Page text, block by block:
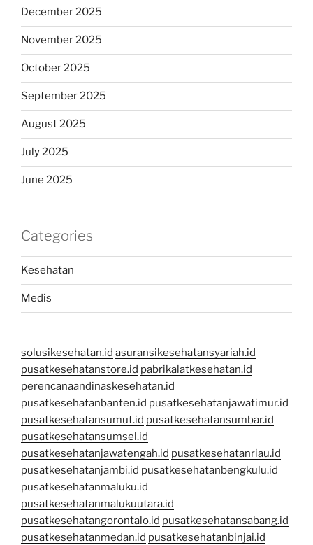
December 2025
November 2025
October 2025
September 2025
August 2025
July 2025
June 2025
Categories
Kesehatan
Medis
solusikesehatan.id asuransikesehatansyariah.id
pusatkesehatanstore.id pabrikalatkesehatan.id
perencanaandinaskesehatan.id
pusatkesehatanbanten.id pusatkesehatanjawatimur.id
pusatkesehatansumut.id pusatkesehatansumbar.id
pusatkesehatansumsel.id
pusatkesehatanjawatengah.id pusatkesehatanriau.id
pusatkesehatanjambi.id pusatkesehatanbengkulu.id
pusatkesehatanmaluku.id
pusatkesehatanmalukuutara.id
pusatkesehatangorontalo.id pusatkesehatansabang.id
pusatkesehatanmedan.id pusatkesehatanbinjai.id